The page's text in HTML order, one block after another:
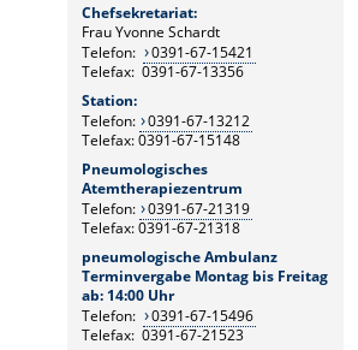
Chefsekretariat:
Frau Yvonne Schardt
Telefon:
0391-67-15421
Telefax: 0391-67-13356
Station:
Telefon: 0391-67-13212
Telefax: 0391-67-15148
Pneumologisches
Atemtherapiezentrum
Telefon: 0391-67-21319
Telefax: 0391-67-21318
pneumologische Ambulanz
Terminvergabe Montag bis Freitag
ab: 14:00 Uhr
Telefon:
0391-67-15496
Telefax: 0391-67-21523